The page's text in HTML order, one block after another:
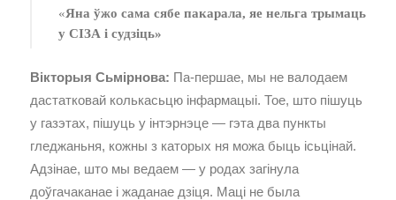
«Яна ўжо сама сябе пакарала, яе нельга трымаць
у СІЗА і судзіць»
Вікторыя Сьмірнова: Па-першае, мы не валодаем
дастатковай колькасьцю інфармацыі. Тое, што пішуць
у газэтах, пішуць у інтэрнэце — гэта два пункты
гледжаньня, кожны з каторых ня можа быць ісьцінай.
Адзінае, што мы ведаем — у родах загінула
доўгачаканае і жаданае дзіця. Маці не была